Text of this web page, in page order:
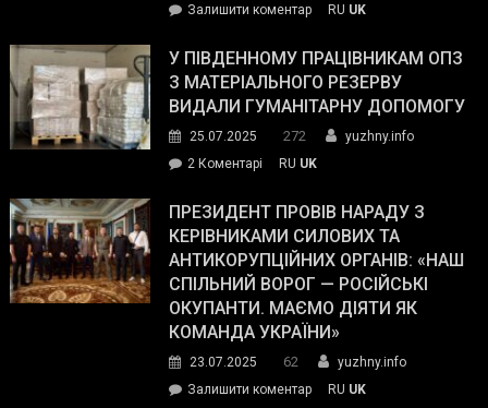
Залишити коментарon
завойовує
симпатії
виборців
The
Street
Journal.
RU UK
У ПІВДЕННОМУ ПРАЦІВНИКАМ ОПЗ
З МАТЕРІАЛЬНОГО РЕЗЕРВУ
ВИДАЛИ ГУМАНІТАРНУ ДОПОМОГУ
25.07.2025 272
yuzhny.info
2 Коментарі
Південному
працівникам
ОПЗ
з
матеріального
резерву
гуманітарну
допомогу
RU UK
ПРЕЗИДЕНТ ПРОВІВ НАРАДУ З
КЕРІВНИКАМИ СИЛОВИХ ТА
АНТИКОРУПЦІЙНИХ ОРГАНІВ: «НАШ
СПІЛЬНИЙ ВОРОГ — РОСІЙСЬКІ
ОКУПАНТИ. МАЄМО ДІЯТИ ЯК
КОМАНДА УКРАЇНИ»
23.07.2025 62
yuzhny.info
Залишити коментарon
RU UK